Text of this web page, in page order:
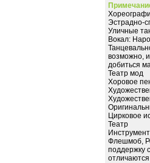
Эстрадно-
Уличные
Вокал:
возможно,
добиться
Театр мод
Хоровое
Цирковое
Театр
Флешмоб,
поддержку